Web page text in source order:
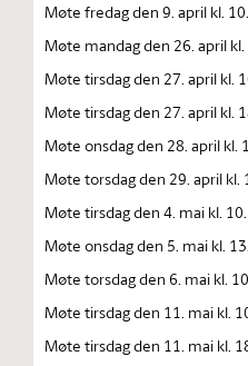
Møte fredag den 9. april kl. 10.
Møte mandag den 26. april kl.
Møte tirsdag den 27. april kl.
Møte tirsdag den 27. april kl.
Møte onsdag den 28. april kl.
Møte torsdag den 29. april kl.
Møte tirsdag den 4. mai kl. 10.
Møte onsdag den 5. mai kl. 13.
Møte torsdag den 6. mai kl.
Møte tirsdag den 11. mai kl.
Møte tirsdag den 11. mai kl.